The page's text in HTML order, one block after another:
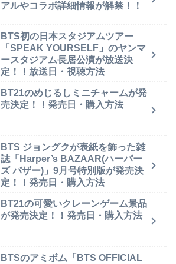
アルやコラボ詳細情報が解禁！！
BTS初の日本スタジアムツアー
「SPEAK YOURSELF」のヤンマ
ースタジアム長居公演が放送決
定！！放送日・視聴方法
BT21のめじるしミニチャームが発
売決定！！発売日・購入方法
BTS ジョングクが表紙を飾った雑
誌「Harper’s BAZAAR(ハーパー
ズ バザー)」9月号特別版が発売決
定！！発売日・購入方法
BT21の可愛いクレーンゲーム景品
が発売決定！！発売日・購入方法
BTSのアミボム「BTS OFFICIAL